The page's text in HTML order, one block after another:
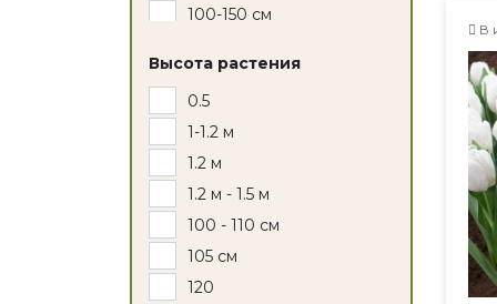
100-150 см
110 см
110-150 см
120 см
120--150 см
120-150
120-150 см
120-170 см
Высота растения
0.5
1-1.2 м
1.2 м
1.2 м - 1.5 м
100 - 110 см
105 см
120
В